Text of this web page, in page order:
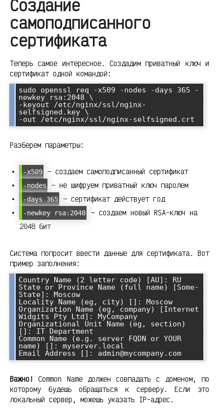
Создание
самоподписанного
сертификата
Теперь самое интересное. Создадим приватный ключ и
сертификат одной командой:
sudo openssl req -x509 -nodes -days 365 -
newkey rsa:2048 \
-keyout /etc/nginx/ssl/nginx-
selfsigned.key \
-out /etc/nginx/ssl/nginx-selfsigned.crt
Разберем параметры:
-x509 — создаем самоподписанный сертификат
-nodes — не шифруем приватный ключ паролем
-days 365 — сертификат действует год
-newkey rsa:2048
— создаем новый RSA-ключ на
2048 бит
Система попросит ввести данные для сертификата. Вот
пример заполнения:
Country Name (2 letter code) [AU]: RU
State or Province Name (full name) [Some-
State]: Moscow
Locality Name (eg, city) []: Moscow
Organization Name (eg, company) [Internet
Widgits Pty Ltd]: MyCompany
Organizational Unit Name (eg, section)
[]: IT Department
Common Name (e.g. server FQDN or YOUR
name) []: myserver.local
Email Address []: admin@mycompany.com
Важно!
Common Name должен совпадать с доменом, по
которому будешь обращаться к серверу. Если это
локальный сервер, можешь указать IP-адрес.